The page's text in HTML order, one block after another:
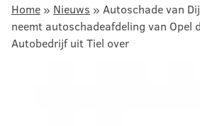
Home » Nieuws » Autoschade van
neemt autoschadeafdeling van Opel
Autobedrijf uit Tiel over